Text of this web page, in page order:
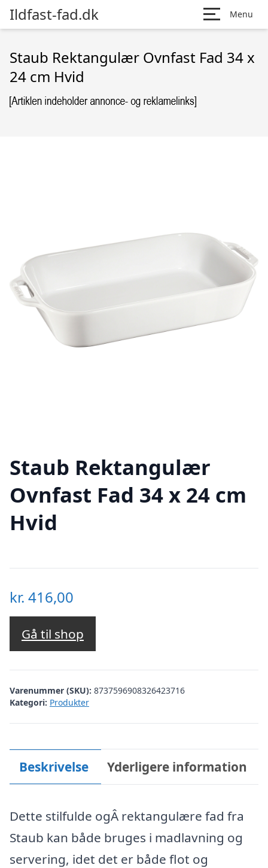
Ildfast-fad.dk Menu
Staub Rektangulær Ovnfast Fad 34 x
24 cm Hvid
Staub Rektangulær
Ovnfast Fad 34 x 24 cm
Hvid
kr. 416,00
Gå til shop
Varenummer (SKU): 8737596908326423716
Kategori: Produkter
Beskrivelse Yderligere information
Dette stilfulde ogÂ rektangulære fad fra
Staub kan både bruges i madlavning og
servering, idet det er både flot og